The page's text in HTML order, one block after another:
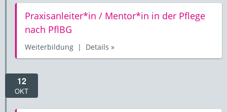
Praxisanleiter*in / Mentor*in in der Pflege
nach PflBG
Weiterbildung | Details »
12
OKT